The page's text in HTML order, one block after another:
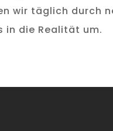
wir täglich durch
in die Realität um.